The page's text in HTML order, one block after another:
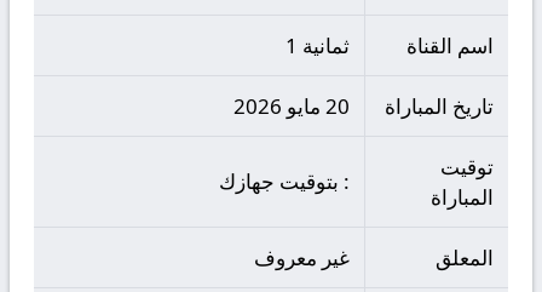
اسم القناة ثمانية 1
تاريخ المباراة 20 مايو 2026
توقيت
المباراة
: بتوقيت جهازك
المعلق غير معروف